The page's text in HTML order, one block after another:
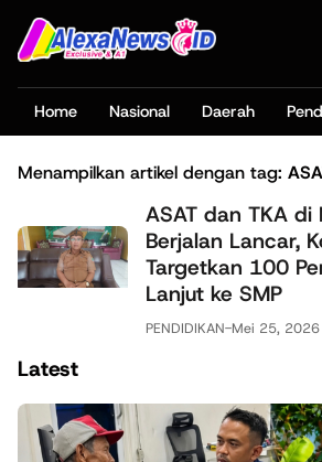
Home Nasional Daerah
Menampilkan artikel dengan tag:
ASAT dan TKA di
Berjalan Lancar,
Targetkan 100
Lanjut ke SMP
PENDIDIKAN-Mei 25, 2026
Latest